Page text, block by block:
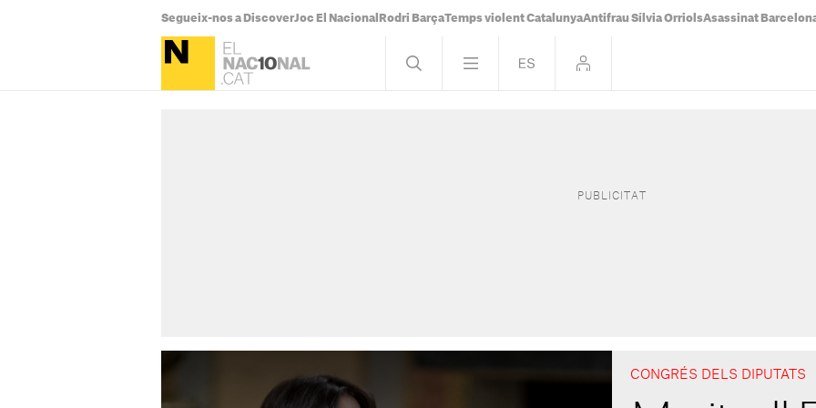
Segueix-nos a DiscoverJoc El Nacional Rodri BarçaTemps violent CatalunyaAntifrau Sílvia OrriolsAsassinat
CONGRÉS DELS DIPUTATS